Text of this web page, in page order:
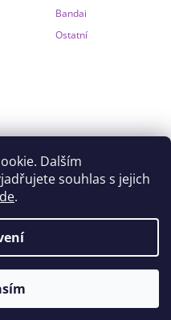
Dalším
souhlas s jejich
.
Bandai
Ostatní
podmínky